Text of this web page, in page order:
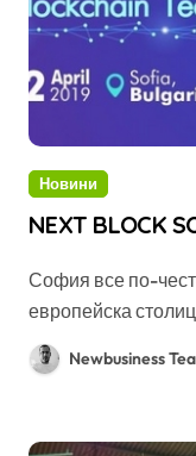
Новини
NEXT BLOCK
София все по-често се разпознава, като топ
европейска
Newbusiness